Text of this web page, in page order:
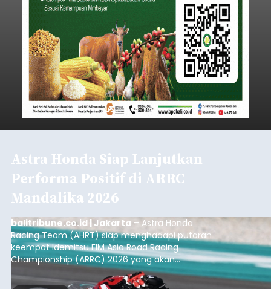
Astra Honda Siap Lanjutkan
Performa Positif di ARRC
Mandalika 2026
balitribune.co.id | Jakarta – Astra Honda
Racing Team (AHRT) siap menghadapi putaran
keempat Idemitsu FIM Asia Road Racing
Championship (ARRC) 2026 yang akan
berlangsung di Pertamina Mandalika
International Circuit, Lombok, Nusa Tenggara